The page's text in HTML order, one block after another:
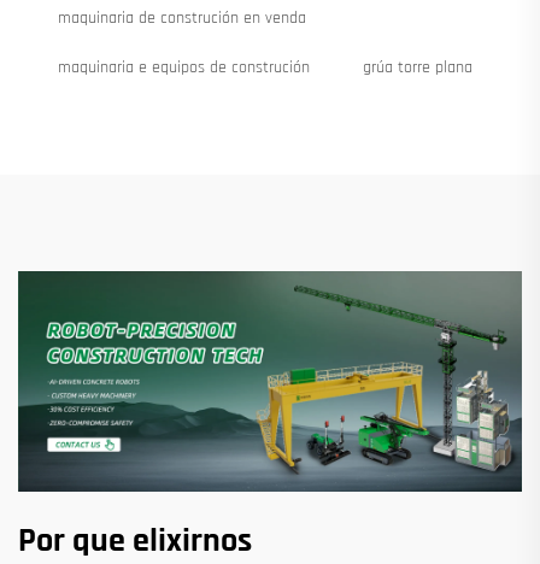
maquinaria de construción en venda
maquinaria e equipos de construción grúa torre plana
Por que elixirnos